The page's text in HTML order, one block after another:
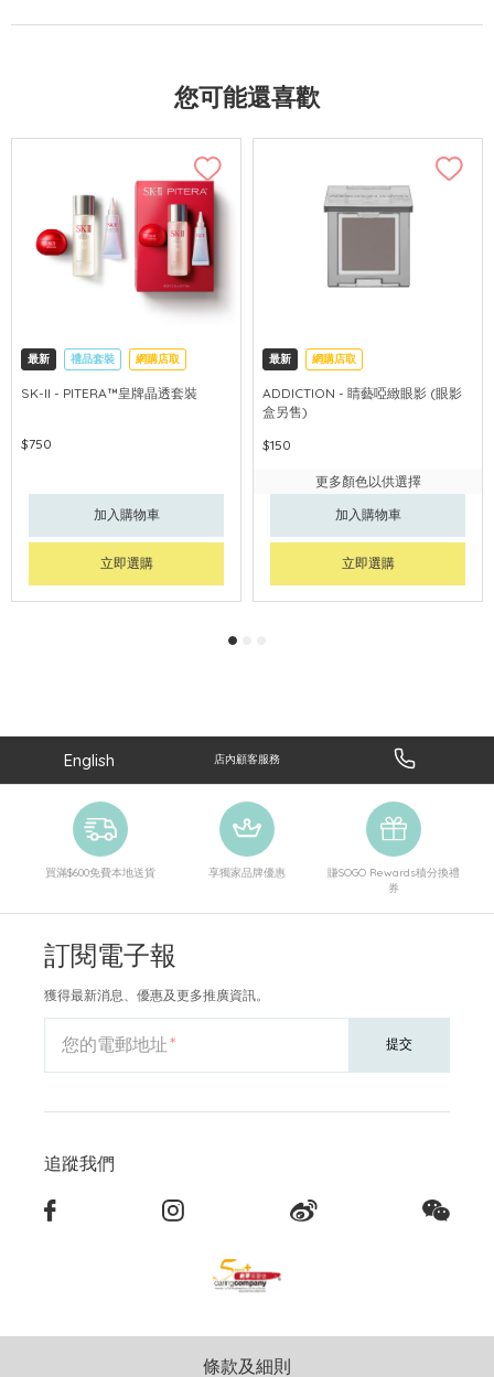
您可能還喜歡
最新 禮品套裝 網購店取
可中國內地配送
SK-II - PITERA™皇牌晶透套裝
$750
加入購物車
立即選購
最新 網購店取
ADDICTION - 睛藝啞緻眼影 (眼影
盒另售)
$150
更多顏色以供選擇
加入購物車
立即選購
English 店內顧客服務
買滿$600免費本地送貨 享獨家品牌優惠
賺SOGO Rewards積分換禮
券
訂閱電子報
獲得最新消息、優惠及更多推廣資訊。
您的電郵地址 提交
追蹤我們
條款及細則